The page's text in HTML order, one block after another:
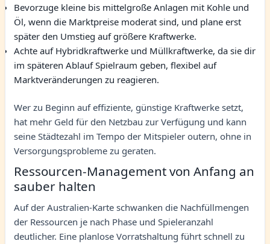
Bevorzuge kleine bis mittelgroße Anlagen mit Kohle und
Öl, wenn die Marktpreise moderat sind, und plane erst
später den Umstieg auf größere Kraftwerke.
Achte auf Hybridkraftwerke und Müllkraftwerke, da sie dir
im späteren Ablauf Spielraum geben, flexibel auf
Marktveränderungen zu reagieren.
Wer zu Beginn auf effiziente, günstige Kraftwerke setzt,
hat mehr Geld für den Netzbau zur Verfügung und kann
seine Städtezahl im Tempo der Mitspieler outern, ohne in
Versorgungsprobleme zu geraten.
Ressourcen-Management von Anfang an
sauber halten
Auf der Australien-Karte schwanken die Nachfüllmengen
der Ressourcen je nach Phase und Spieleranzahl
deutlicher. Eine planlose Vorratshaltung führt schnell zu